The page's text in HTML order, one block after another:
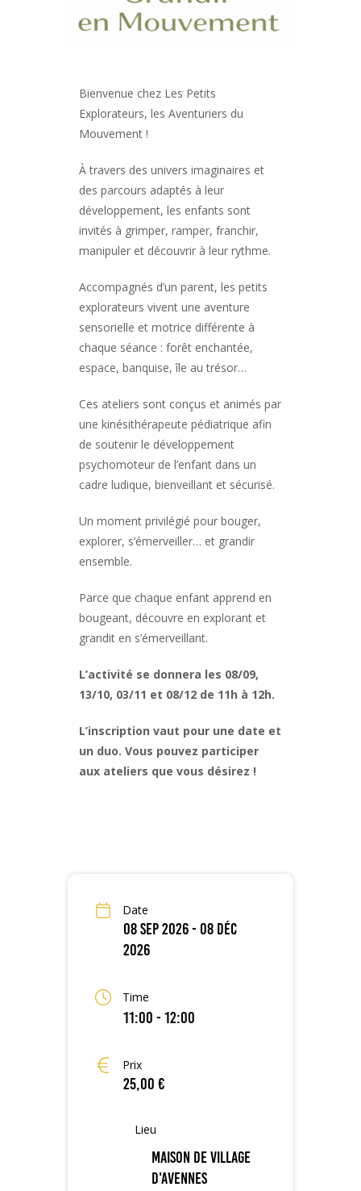
Bienvenue chez Les Petits
Explorateurs, les Aventuriers du
Mouvement !
À travers des univers imaginaires et
des parcours adaptés à leur
développement, les enfants sont
invités à grimper, ramper, franchir,
manipuler et découvrir à leur rythme.
Accompagnés d’un parent, les petits
explorateurs vivent une aventure
sensorielle et motrice différente à
chaque séance : forêt enchantée,
espace, banquise, île au trésor…
Ces ateliers sont conçus et animés par
une kinésithérapeute pédiatrique afin
de soutenir le développement
psychomoteur de l’enfant dans un
cadre ludique, bienveillant et sécurisé.
Un moment privilégié pour bouger,
explorer, s’émerveiller… et grandir
ensemble.
Parce que chaque enfant apprend en
bougeant, découvre en explorant et
grandit en s’émerveillant.
L’activité se donnera les 08/09,
13/10, 03/11 et 08/12 de 11h à 12h.
L’inscription vaut pour une date et
un duo. Vous pouvez participer
aux ateliers que vous désirez !
Date
08 Sep 2026- 08 Déc
2026
Time
11:00 - 12:00
Prix
25,00 €
Lieu
Maison de Village
d'Avennes